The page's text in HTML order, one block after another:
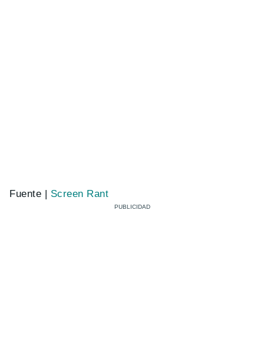
Fuente | Screen Rant